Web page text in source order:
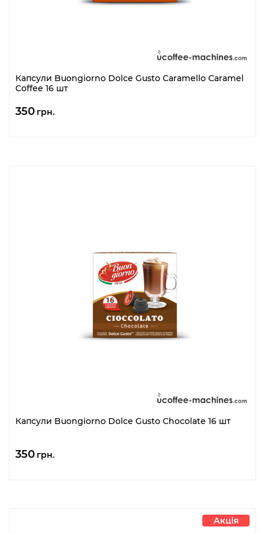
Капсули Buongiorno Dolce Gusto Caramello Caramel
Coffee 16 шт
350 грн.
Капсули Buongiorno Dolce Gusto Chocolate 16 шт
350 грн.
Акція